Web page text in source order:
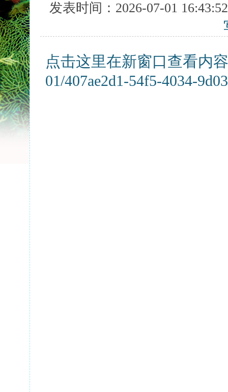
发表时间：2026-07-01
点击这里在新窗口查看内
01/407ae2d1-54f5-4034-